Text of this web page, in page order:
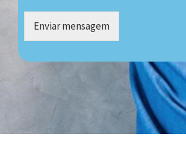
Enviar mensagem